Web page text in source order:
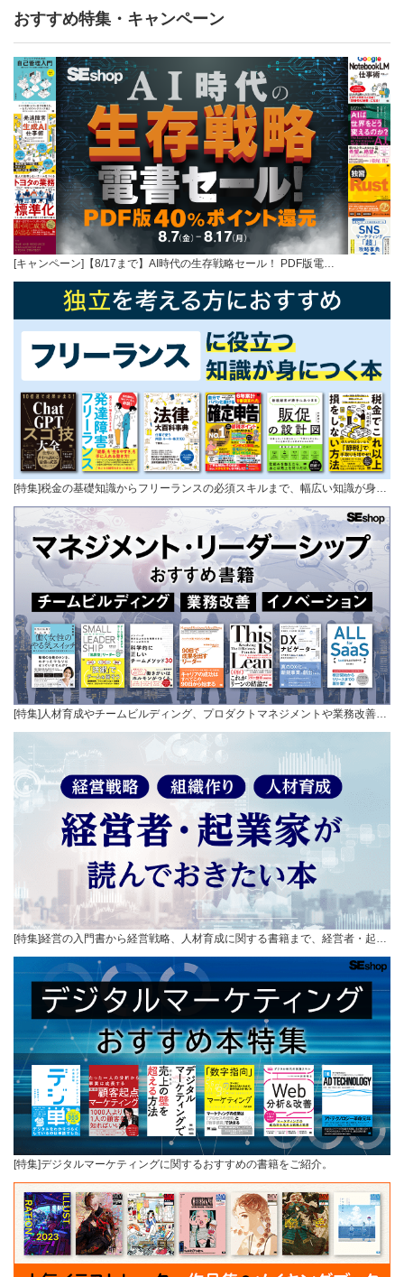
おすすめ特集・キャンペーン
[キャンペーン]【8/17まで】AI時代の生存戦略セール！ PDF版電…
[特集]税金の基礎知識からフリーランスの必須スキルまで、幅広い知識が身…
[特集]人材育成やチームビルディング、プロダクトマネジメントや業務改善…
[特集]経営の入門書から経営戦略、人材育成に関する書籍まで、経営者・起…
[特集]デジタルマーケティングに関するおすすめの書籍をご紹介。